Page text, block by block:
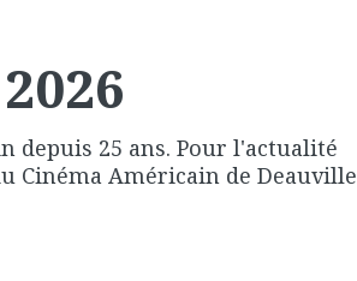
depuis 25 ans. Pour l'actualité
Cinéma Américain de Deauville